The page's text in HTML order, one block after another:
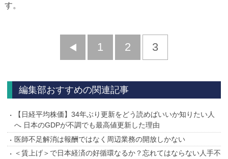
す。
前
1 2 3
編集部おすすめの関連記事
【日経平均株価】34年ぶり更新をどう読めばいいか知りたい人
へ 日本のGDPが不調でも最高値更新した理由
医師不足解消は報酬ではなく周辺業務の開放しかない
＜賃上げ＞で日本経済の好循環なるか？忘れてはならない人手不